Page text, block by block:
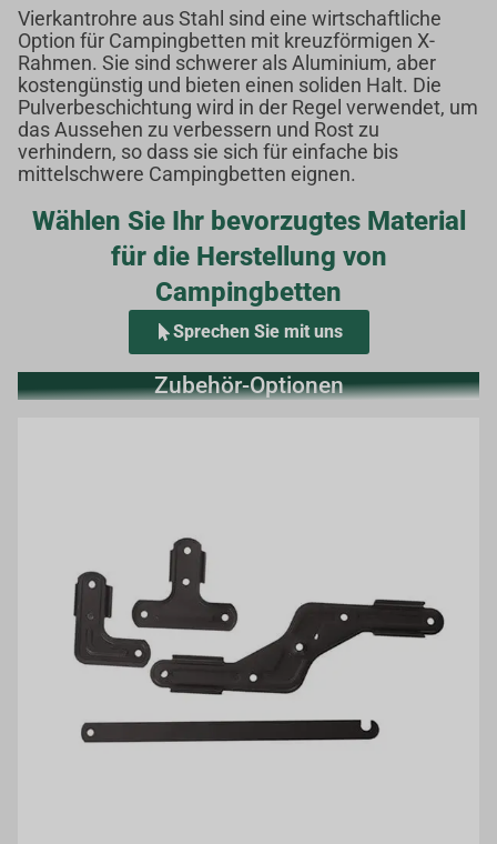
Vierkantrohre aus Stahl sind eine wirtschaftliche
Option für Campingbetten mit kreuzförmigen X-
Rahmen. Sie sind schwerer als Aluminium, aber
kostengünstig und bieten einen soliden Halt. Die
Pulverbeschichtung wird in der Regel verwendet, um
das Aussehen zu verbessern und Rost zu
verhindern, so dass sie sich für einfache bis
mittelschwere Campingbetten eignen.
Wählen Sie Ihr bevorzugtes Material
für die Herstellung von
Campingbetten
Sprechen Sie mit uns
Zubehör-Optionen